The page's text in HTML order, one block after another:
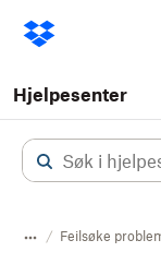
Hjelpesenter
Feilsøke